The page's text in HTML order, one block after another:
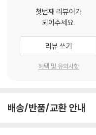
첫번째 리뷰어가
되어주세요.
리뷰 쓰기
혜택 및 유의사항
배송/반품/교환 안내